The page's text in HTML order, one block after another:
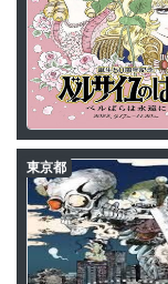
東京都